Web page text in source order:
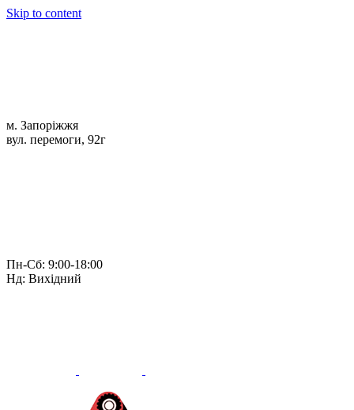
Skip to content
м. Запоріжжя
вул. перемоги, 92г
Пн-Сб: 9:00-18:00
Нд: Вихідний